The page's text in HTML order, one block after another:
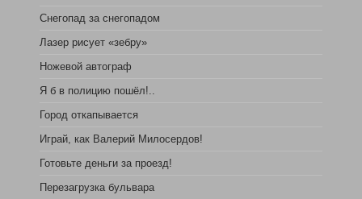
Снегопад за снегопадом
Лазер рисует «зебру»
Ножевой автограф
Я б в полицию пошёл!..
Город откапывается
Играй, как Валерий Милосердов!
Готовьте деньги за проезд!
Перезагрузка бульвара